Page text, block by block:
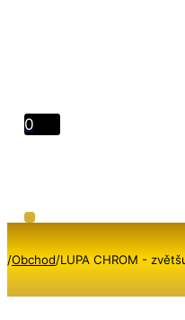
0
/Obchod/LUPA CHROM -